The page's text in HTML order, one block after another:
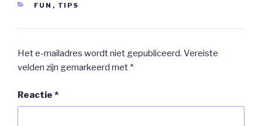
CATEGORIEËN
FUN , TIPS
Het e-mailadres wordt niet gepubliceerd. Vereiste
velden zijn gemarkeerd met *
Reactie *